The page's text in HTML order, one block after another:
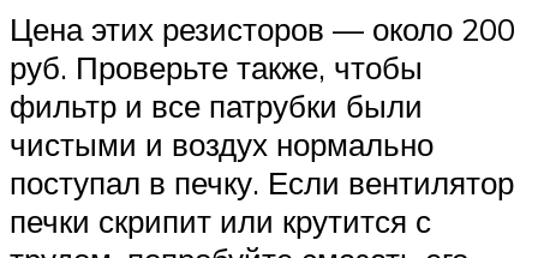
Цена этих резисторов — около 200
руб. Проверьте также, чтобы
фильтр и все патрубки были
чистыми и воздух нормально
поступал в печку. Если вентилятор
печки скрипит или крутится с